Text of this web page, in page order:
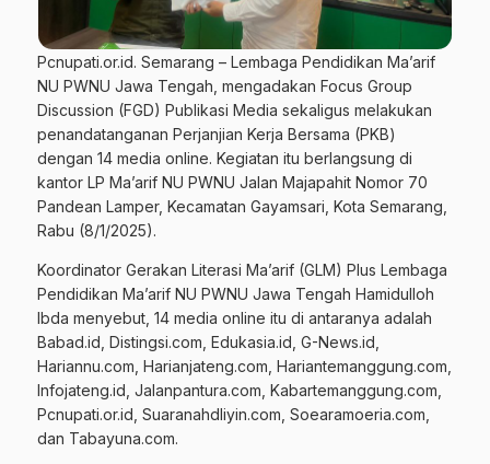
Pcnupati.or.id. Semarang – Lembaga Pendidikan Ma’arif
NU PWNU Jawa Tengah, mengadakan Focus Group
Discussion (FGD) Publikasi Media sekaligus melakukan
penandatanganan Perjanjian Kerja Bersama (PKB)
dengan 14 media online. Kegiatan itu berlangsung di
kantor LP Ma’arif NU PWNU Jalan Majapahit Nomor 70
Pandean Lamper, Kecamatan Gayamsari, Kota Semarang,
Rabu (8/1/2025).
Koordinator Gerakan Literasi Ma’arif (GLM) Plus Lembaga
Pendidikan Ma’arif NU PWNU Jawa Tengah Hamidulloh
Ibda menyebut, 14 media online itu di antaranya adalah
Babad.id, Distingsi.com, Edukasia.id, G-News.id,
Hariannu.com, Harianjateng.com, Hariantemanggung.com,
Infojateng.id, Jalanpantura.com, Kabartemanggung.com,
Pcnupati.or.id, Suaranahdliyin.com, Soearamoeria.com,
dan Tabayuna.com.